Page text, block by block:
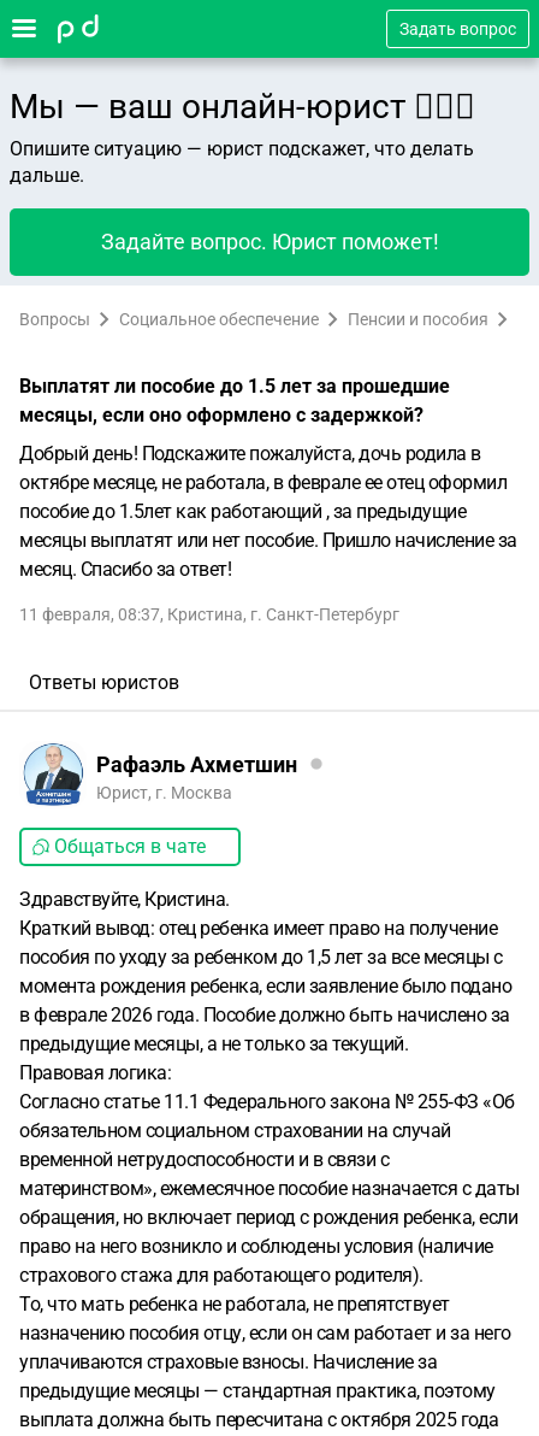
Задать вопрос
Мы — ваш онлайн-юрист 👨🏻‍⚖️
Опишите ситуацию — юрист подскажет, что делать
дальше.
Задайте вопрос. Юрист поможет!
Вопросы Социальное обеспечение Пенсии и пособия
Выплатят ли пособие до 1.5 лет за прошедшие
месяцы, если оно оформлено с задержкой?
Добрый день! Подскажите пожалуйста, дочь родила в
октябре месяце, не работала, в феврале ее отец оформил
пособие до 1.5лет как работающий , за предыдущие
месяцы выплатят или нет пособие. Пришло начисление за
месяц. Спасибо за ответ!
11 февраля, 08:37, Кристина, г. Санкт-Петербург
Ответы юристов
Рафаэль Ахметшин
Юрист, г. Москва
Общаться в чате
Здравствуйте, Кристина.
Краткий вывод: отец ребенка имеет право на получение
пособия по уходу за ребенком до 1,5 лет за все месяцы с
момента рождения ребенка, если заявление было подано
в феврале 2026 года. Пособие должно быть начислено за
предыдущие месяцы, а не только за текущий.
Правовая логика:
Согласно статье 11.1 Федерального закона № 255‑ФЗ «Об
обязательном социальном страховании на случай
временной нетрудоспособности и в связи с
материнством», ежемесячное пособие назначается с даты
обращения, но включает период с рождения ребенка, если
право на него возникло и соблюдены условия (наличие
страхового стажа для работающего родителя).
То, что мать ребенка не работала, не препятствует
назначению пособия отцу, если он сам работает и за него
уплачиваются страховые взносы. Начисление за
предыдущие месяцы — стандартная практика, поэтому
выплата должна быть пересчитана с октября 2025 года